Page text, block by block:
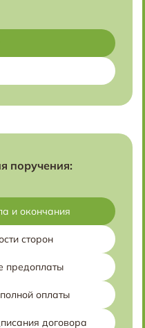
поручения:
и окончания
сторон
предоплаты
оплаты
договора